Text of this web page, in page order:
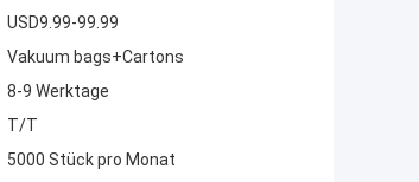
USD9.99-99.99
Vakuum bags+Cartons
8-9 Werktage
T/T
5000 Stück pro Monat